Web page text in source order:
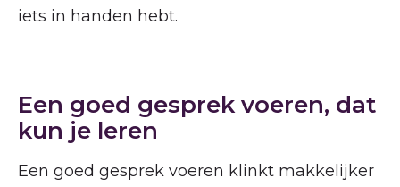
iets in handen hebt.
Een goed gesprek voeren, dat
kun je leren
Een goed gesprek voeren klinkt makkelijker